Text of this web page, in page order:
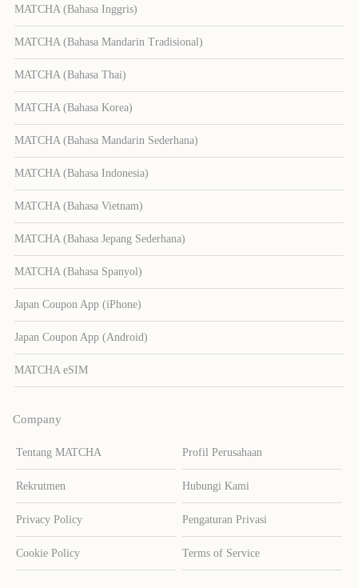
MATCHA (Bahasa Inggris)
MATCHA (Bahasa Mandarin Tradisional)
MATCHA (Bahasa Thai)
MATCHA (Bahasa Korea)
MATCHA (Bahasa Mandarin Sederhana)
MATCHA (Bahasa Indonesia)
MATCHA (Bahasa Vietnam)
MATCHA (Bahasa Jepang Sederhana)
MATCHA (Bahasa Spanyol)
Japan Coupon App (iPhone)
Japan Coupon App (Android)
MATCHA eSIM
Company
Tentang MATCHA Profil Perusahaan
Rekrutmen Hubungi Kami
Privacy Policy Pengaturan Privasi
Cookie Policy Terms of Service